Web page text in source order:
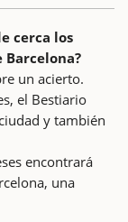
cerca los
Barcelona?
un acierto.
el Bestiario
y también
encontrará
una